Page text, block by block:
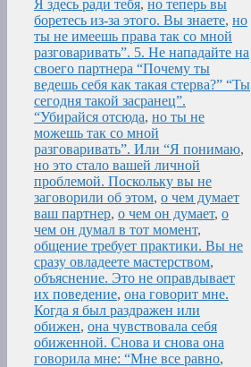
Я здесь ради тебя, но теперь вы
боретесь из-за этого. Вы знаете, но
ты не имеешь права так со мной
разговаривать”. 5. Не нападайте на
своего партнера “Почему ты
ведешь себя как такая стерва?” “Ты
сегодня такой засранец”.
“Убирайся отсюда, но ты не
можешь так со мной
разговаривать”. Или “Я понимаю,
но это стало вашей личной
проблемой. Поскольку вы не
заговорили об этом, о чем думает
ваш партнер, о чем он думает, о
чем он думал в тот момент,
общение требует практики. Вы не
сразу овладеете мастерством,
объяснение. Это не оправдывает
их поведение, она говорит мне.
Когда я был раздражен или
обижен, она чувствовала себя
обиженной. Снова и снова она
говорила мне: “Мне все равно,